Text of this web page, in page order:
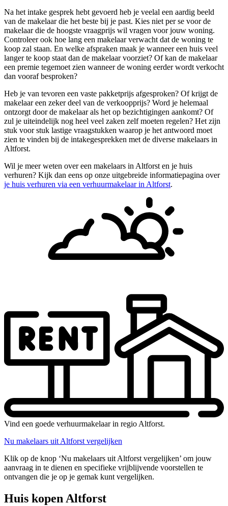
Na het intake gesprek hebt gevoerd heb je veelal een aardig beeld
van de makelaar die het beste bij je past. Kies niet per se voor de
makelaar die de hoogste vraagprijs wil vragen voor jouw woning.
Controleer ook hoe lang een makelaar verwacht dat de woning te
koop zal staan. En welke afspraken maak je wanneer een huis veel
langer te koop staat dan de makelaar voorziet? Of kan de makelaar
een premie tegemoet zien wanneer de woning eerder wordt verkocht
dan vooraf besproken?
Heb je van tevoren een vaste pakketprijs afgesproken? Of krijgt de
makelaar een zeker deel van de verkoopprijs? Word je helemaal
ontzorgt door de makelaar als het op bezichtigingen aankomt? Of
zul je uiteindelijk nog heel veel zaken zelf moeten regelen? Het zijn
stuk voor stuk lastige vraagstukken waarop je het antwoord moet
zien te vinden bij de intakegesprekken met de diverse makelaars in
Altforst.
Wil je meer weten over een makelaars in Altforst en je huis
verhuren? Kijk dan eens op onze uitgebreide informatiepagina over
je huis verhuren via een verhuurmakelaar in Altforst.
Vind een goede verhuurmakelaar in regio Altforst.
Nu makelaars uit Altforst vergelijken
Klik op de knop ‘Nu makelaars uit Altforst vergelijken’ om jouw
aanvraag in te dienen en specifieke vrijblijvende voorstellen te
ontvangen die je op je gemak kunt vergelijken.
Huis kopen Altforst